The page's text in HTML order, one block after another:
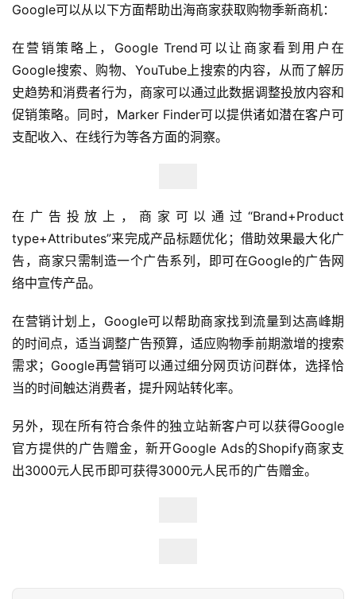
首
全
球
开
店
境
百
科
媒
营
销
Google可以从以下方面帮助出海商家获取购物季新商机：
在营销策略上，Google Trend可以让商家看到用户在
Google搜索、购物、YouTube上搜索的内容，从而了解历
史趋势和消费者行为，商家可以通过此数据调整投放内容和
促销策略。同时，Marker Finder可以提供诸如潜在客户可
支配收入、在线行为等各方面的洞察。
在广告投放上，商家可以通过“Brand+Product
type+Attributes”来完成产品标题优化；借助效果最大化广
告，商家只需制造一个广告系列，即可在Google的广告网
络中宣传产品。
在营销计划上，Google可以帮助商家找到流量到达高峰期
的时间点，适当调整广告预算，适应购物季前期激增的搜索
需求；Google再营销可以通过细分网页访问群体，选择恰
当的时间触达消费者，提升网站转化率。
另外，现在所有符合条件的独立站新客户可以获得Google
官方提供的广告赠金，新开Google Ads的Shopify商家支
出3000元人民币即可获得3000元人民币的广告赠金。